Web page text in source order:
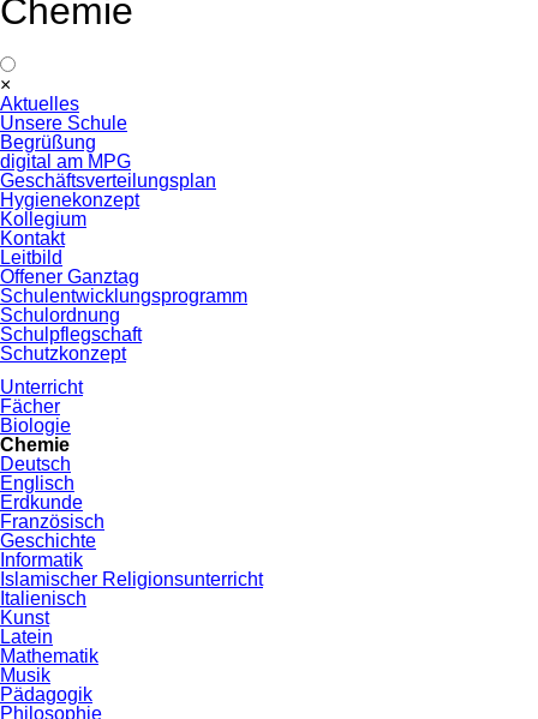
Chemie
×
überspringen
Aktuelles
Unsere Schule
Begrüßung
digital am MPG
Geschäftsverteilungsplan
Hygienekonzept
Kollegium
Kontakt
Leitbild
Offener Ganztag
Schulentwicklungsprogramm
Schulordnung
Schulpflegschaft
Schutzkonzept
Unterricht
Fächer
Biologie
Chemie
Deutsch
Englisch
Erdkunde
Französisch
Geschichte
Informatik
Islamischer Religionsunterricht
Italienisch
Kunst
Latein
Mathematik
Musik
Pädagogik
Philosophie